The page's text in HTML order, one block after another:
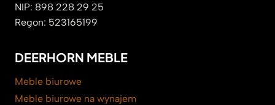
NIP: 898 228 29 25
Regon: 523165199
DEERHORN MEBLE
Meble biurowe
Meble biurowe na wynajem